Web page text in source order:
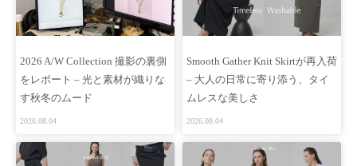
2026 A/W Collection 撮影の裏側
をレポート – 光と素材が織りな
す秋冬のムード
2026.08.04
Smooth Gather Knit Skirtが再入荷
– 大人の日常に寄り添う、タイ
ムレスな美しさ
2026.08.04